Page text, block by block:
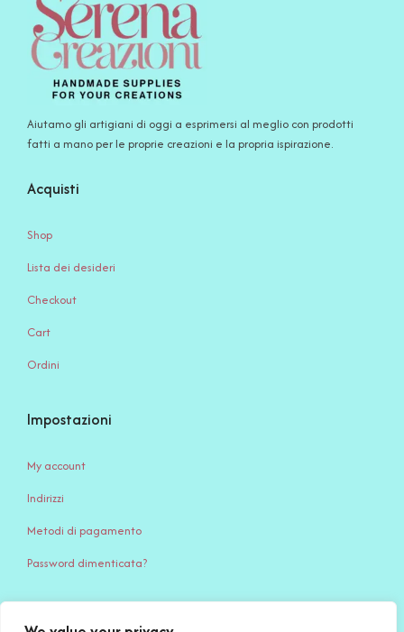
Aiutamo gli artigiani di oggi a esprimersi al meglio con prodotti
fatti a mano per le proprie creazioni e la propria ispirazione.
Acquisti
Shop
Lista dei desideri
Checkout
Cart
Ordini
Impostazioni
My account
Indirizzi
Metodi di pagamento
Password dimenticata?